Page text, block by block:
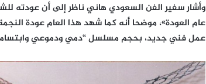
عام العودة»، موضحا أنه كما شهد هذا العام عودة
عمل فني جديد، بحجم مسلسل “دمي ودموعي